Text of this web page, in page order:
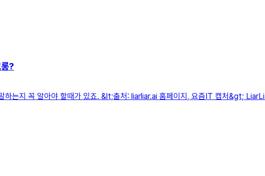
?
하는지 꼭 알아야 할때가 있죠. &lt;출처: liarliar.ai 홈페이지, 요즘IT 캡처&gt;